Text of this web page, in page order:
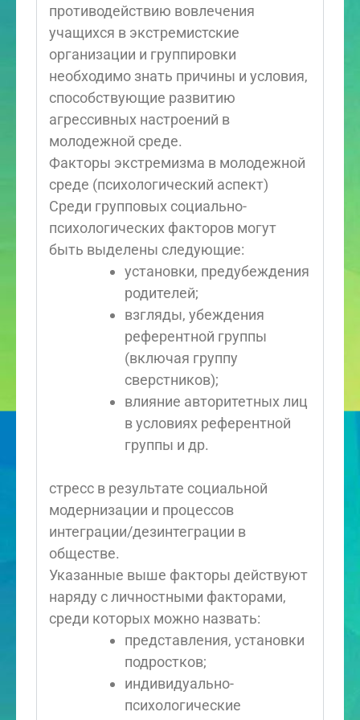
противодействию вовлечения
учащихся в экстремистские
организации и группировки
необходимо знать причины и условия,
способствующие развитию
агрессивных настроений в
молодежной среде.
Факторы экстремизма в молодежной
среде (психологический аспект)
Среди групповых социально-
психологических факторов могут
быть выделены следующие:
установки, предубеждения
родителей;
взгляды, убеждения
референтной группы
(включая группу
сверстников);
влияние авторитетных лиц
в условиях референтной
группы и др.
стресс в результате социальной
модернизации и процессов
интеграции/дезинтеграции в
обществе.
Указанные выше факторы действуют
наряду с личностными факторами,
среди которых можно назвать:
представления, установки
подростков;
индивидуально-
психологические